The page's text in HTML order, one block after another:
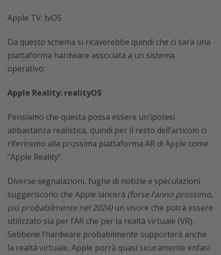
Apple TV: tvOS
Da questo schema si ricaverebbe quindi che ci sarà una
piattaforma hardware associata a un sistema
operativo:
Apple Reality: realityOS
Pensiamo che questa possa essere un’ipotesi
abbastanza realistica, quindi per il resto dell’articolo ci
riferiremo alla prossima piattaforma AR di Apple come
“Apple Reality”.
Diverse segnalazioni, fughe di notizie e speculazioni
suggeriscono che Apple lancerà (forse l’anno prossimo,
più probabilmente nel 2024) un visore che potrà essere
utilizzato sia per l’AR che per la realtà virtuale (VR).
Sebbene l’hardware probabilmente supporterà anche
la realtà virtuale, Apple porrà quasi sicuramente enfasi